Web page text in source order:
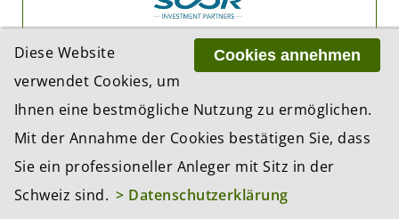
Cookies annehmen
Diese Website
verwendet Cookies, um
Ihnen eine bestmögliche Nutzung zu ermöglichen.
Mit der Annahme der Cookies bestätigen Sie, dass
Sie ein professioneller Anleger mit Sitz in der
Schweiz sind. > Datenschutzerklärung